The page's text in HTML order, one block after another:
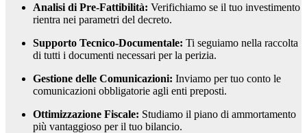
Analisi di Pre-Fattibilità: Verifichiamo se il tuo investimento
rientra nei parametri del decreto.
Supporto Tecnico-Documentale: Ti seguiamo nella raccolta
di tutti i documenti necessari per la perizia.
Gestione delle Comunicazioni: Inviamo per tuo conto le
comunicazioni obbligatorie agli enti preposti.
Ottimizzazione Fiscale: Studiamo il piano di ammortamento
più vantaggioso per il tuo bilancio.